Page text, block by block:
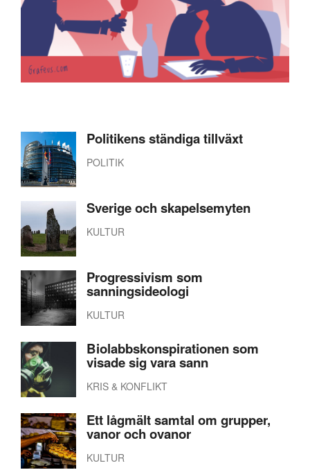
Politikens ständiga tillväxt
POLITIK
Sverige och skapelsemyten
KULTUR
Progressivism som
sanningsideologi
KULTUR
Biolabbskonspirationen som
visade sig vara sann
KRIS & KONFLIKT
Ett lågmält samtal om grupper,
vanor och ovanor
KULTUR